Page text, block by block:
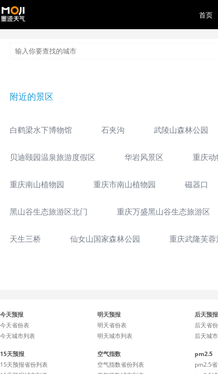
首页
附近的景区
白鹤梁水下博物馆 石夹沟 武陵山森林公园
贝迪颐园温泉旅游度假区 华岩风景区 重庆
重庆南山植物园 重庆市南山植物园 磁器口
黑山谷生态旅游区北门 重庆万盛黑山谷生态旅游区
天生三桥 仙女山国家森林公园 重庆武隆芙蓉
今天预报
今天省份表
今天城市列表
明天预报
明天省份表
明天城市列表
后天预报
后天省
后天城
15天预报
15天预报省份列表
空气指数
空气指数省份列表
pm2.5
pm2.5